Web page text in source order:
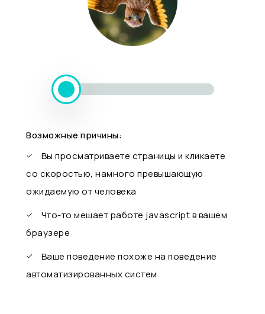
Возможные причины:
Вы просматриваете страницы и кликаете
со скоростью, намного превышающую
ожидаемую от человека
Что-то мешает работе javascript в вашем
браузере
Ваше поведение похоже на поведение
автоматизированных систем